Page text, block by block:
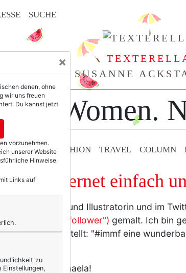
SUCHE
SUSANNE
For Women.
BEAUTY & FASHION TRAVEL COLUMN
das Internet einfach
, Grafikerin und Illustratorin und im
male meine follower") gemalt. Ich bin
festgestellt: "#immf eine
liebe Michaela!
×
denen, ohne
wir uns freuen
Du kannst jetzt
vorzunehmen.
unserer Website
Hinweise
Links auf
zu